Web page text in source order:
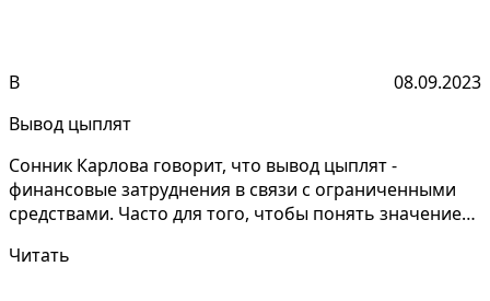
В
08.09.2023
Вывод цыплят
Сонник Карлова говорит, что вывод цыплят -
финансовые затруднения в связи с ограниченными
средствами. Часто для того, чтобы понять значение
Читать